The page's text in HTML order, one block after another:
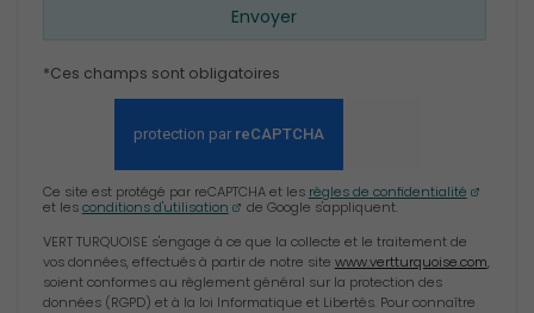
Envoyer
*Ces champs sont obligatoires
Ce site est protégé par reCAPTCHA et les règles de confidentialité
et lesconditions d'utilisation
de Google s'appliquent.
VERT TURQUOISE s'engage à ce que la collecte et le traitement de
vos données, effectués à partir de notre site www.vertturquoise.com,
soient conformes au règlement général sur la protection des
données (RGPD) et à la loi Informatique et Libertés. Pour connaître